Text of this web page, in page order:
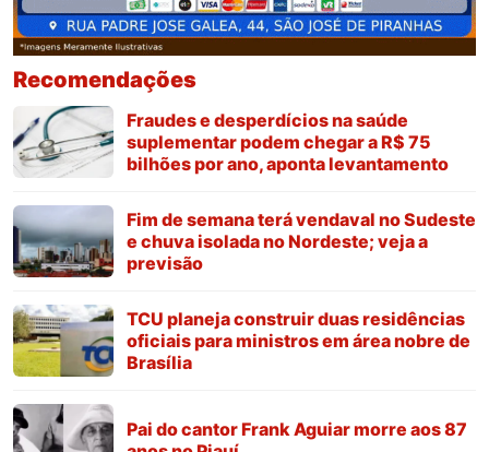
Recomendações
Fraudes e desperdícios na saúde
suplementar podem chegar a R$ 75
bilhões por ano, aponta levantamento
Fim de semana terá vendaval no Sudeste
e chuva isolada no Nordeste; veja a
previsão
TCU planeja construir duas residências
oficiais para ministros em área nobre de
Brasília
Pai do cantor Frank Aguiar morre aos 87